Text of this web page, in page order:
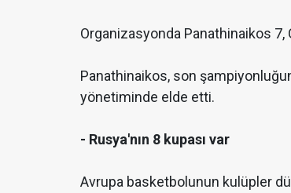
Organizasyonda Panathinaikos
Panathinaikos, son
yönetiminde elde etti.
- Rusya'nın 8 kupası var
Avrupa basketbolunun kulüpler